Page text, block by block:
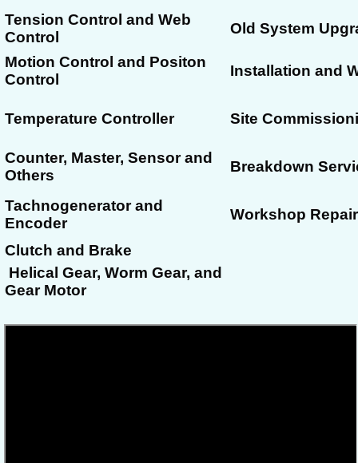
Tension Control and Web
Control
Old System
Motion Control and Positon
Control
Installation and
Temperature Controller Site
Counter, Master, Sensor and
Others
Breakdown
Tachnogenerator and
Encoder
Workshop Repair
Clutch and Brake
Helical Gear, Worm Gear, and
Gear Motor